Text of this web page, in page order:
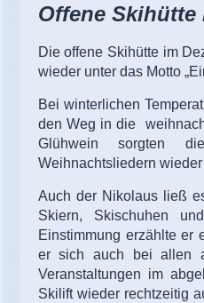
Offene Skihütte
Die offene Skihütte im
wieder unter das Motto
Bei winterlichen
den Weg in die
Glühwein sorgten
Weihnachtsliedern
Auch der Nikolaus ließ
Skiern, Skischuhen
Einstimmung erzählte er
er sich auch bei allen
Veranstaltungen im
Skilift wieder rechtzeitig